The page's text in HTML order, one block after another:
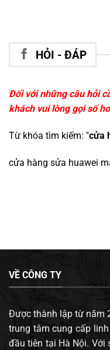
HỎI - ĐÁP
Đối với những câu hỏi
khách vui lòng gọi số
Từ khóa tìm kiếm: "cửa
cửa hàng sửa huawei
VỀ CÔNG TY
Được thành lập từ năm
trung tâm cung cấp
đầu tiên tại Hà Nội. Với